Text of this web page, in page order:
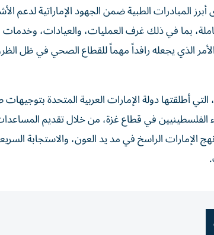
المبادرات الطبية ضمن الجهود الإماراتية لدعم
بما في ذلك غرف العمليات، والعيادات، وخدمات
الذي يجعله رافداً مهماً للقطاع الصحي في ظل
هذه الجهود ضمن عملية “الفارس الشهم 3”، التي أطلقتها دولة الإمارات
في قطاع غزة، من خلال تقديم المساعدات
الإمارات الراسخ في مد يد العون، والاستجابة